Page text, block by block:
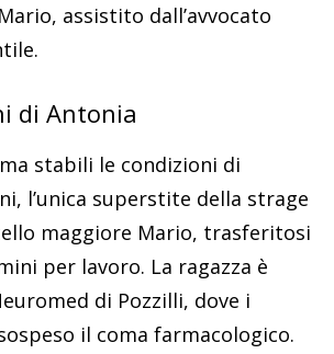
assistito dall’avvocato
di Antonia
stabili le condizioni di
l’unica superstite della strage
maggiore Mario, trasferitosi
per lavoro. La ragazza è
di Pozzilli, dove i
il coma farmacologico.